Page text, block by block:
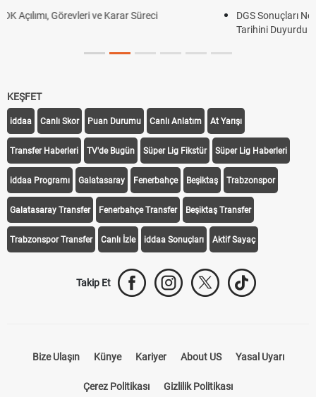
DGS Sonuçları Ne Zaman Açıklanacak 2026? ÖSYM
KEŞFET
iddaa Canlı Skor Puan Durumu Canlı Anlatım At Yarışı
Transfer Haberleri TV'de Bugün Süper Lig Fikstür Süper Lig Haberleri
iddaa Programı Galatasaray Fenerbahçe Beşiktaş Trabzonspor
Galatasaray Transfer Fenerbahçe Transfer Beşiktaş Transfer
Trabzonspor Transfer Canlı İzle iddaa Sonuçları Aktif Sayaç
Takip Et
Bize Ulaşın Künye Kariyer About US Yasal Uyarı
Çerez Politikası Gizlilik Politikası